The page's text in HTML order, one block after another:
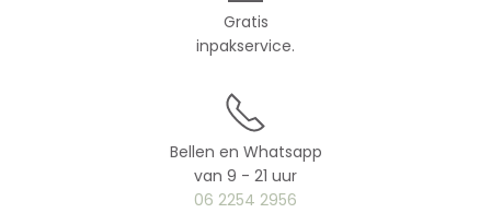
Gratis
inpakservice.
Bellen en Whatsapp
van 9 - 21 uur
06 2254 2956